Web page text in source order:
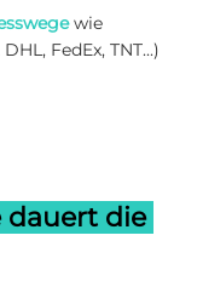
wie
FedEx, TNT...)
dauert die